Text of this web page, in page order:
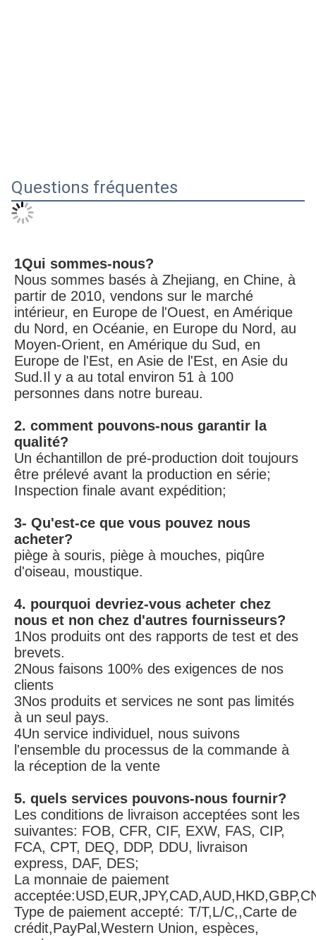
Questions fréquentes
1Qui sommes-nous?
Nous sommes basés à Zhejiang, en Chine, à
partir de 2010, vendons sur le marché
intérieur, en Europe de l'Ouest, en Amérique
du Nord, en Océanie, en Europe du Nord, au
Moyen-Orient, en Amérique du Sud, en
Europe de l'Est, en Asie de l'Est, en Asie du
Sud.Il y a au total environ 51 à 100
personnes dans notre bureau.
2. comment pouvons-nous garantir la
qualité?
Un échantillon de pré-production doit toujours
être prélevé avant la production en série;
Inspection finale avant expédition;
3- Qu'est-ce que vous pouvez nous
acheter?
piège à souris, piège à mouches, piqûre
d'oiseau, moustique.
4. pourquoi devriez-vous acheter chez
nous et non chez d'autres fournisseurs?
1Nos produits ont des rapports de test et des
brevets.
2Nous faisons 100% des exigences de nos
clients
3Nos produits et services ne sont pas limités
à un seul pays.
4Un service individuel, nous suivons
l'ensemble du processus de la commande à
la réception de la vente
5. quels services pouvons-nous fournir?
Les conditions de livraison acceptées sont les
suivantes: FOB, CFR, CIF, EXW, FAS, CIP,
FCA, CPT, DEQ, DDP, DDU, livraison
express, DAF, DES;
La monnaie de paiement
Type de paiement accepté: T/T,L/C,,Carte de
crédit,PayPal,Western Union, espèces,